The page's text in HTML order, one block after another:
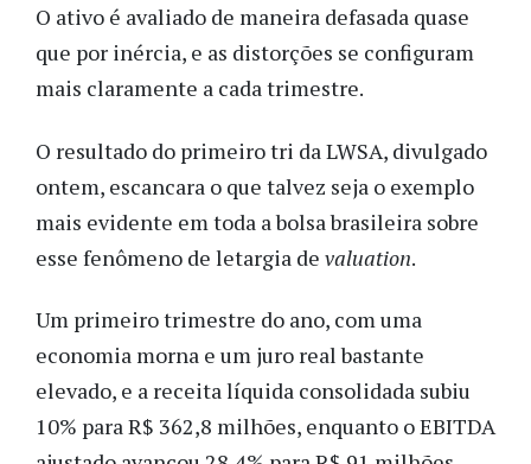
O ativo é avaliado de maneira defasada quase
que por inércia, e as distorções se configuram
mais claramente a cada trimestre.
O resultado do primeiro tri da LWSA, divulgado
ontem, escancara o que talvez seja o exemplo
mais evidente em toda a bolsa brasileira sobre
esse fenômeno de letargia de valuation.
Um primeiro trimestre do ano, com uma
economia morna e um juro real bastante
elevado, e a receita líquida consolidada subiu
10% para R$ 362,8 milhões, enquanto o EBITDA